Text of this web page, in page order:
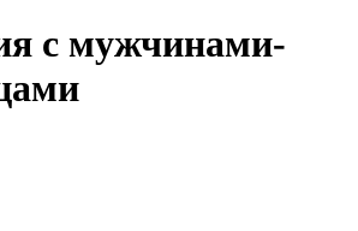
с мужчинами-